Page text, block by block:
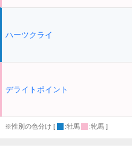
ハーツクライ
デライトポイント
※性別の色分け [ :牡馬 :牝馬 ]